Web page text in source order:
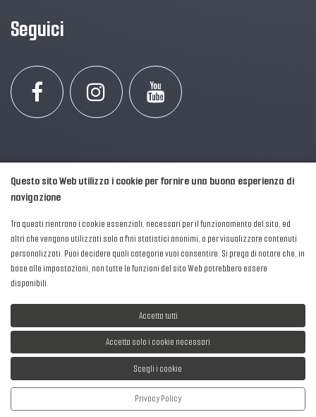
Seguici
2016-2026 © AIPFM - Festa della Musica Italia Tutti i Diritti Riservati.
Privacy Policy
| Cookies
Sviluppato daNewMediaConsulting
Questo sito Web utilizza i cookie per fornire una buona esperienza di
navigazione
Tra questi rientrano i cookie essenziali, necessari per il funzionamento del sito, ed
altri che vengono utilizzati solo a fini statistici anonimi, o per visualizzare contenuti
personalizzati. Puoi decidere quali categorie vuoi consentire. Si prega di notare che, in
base alle impostazioni, non tutte le funzioni del sito Web potrebbero essere
disponibili.
Accetta tutti
Accetta solo i cookie necessari
Scegli i cookie
Privacy Policy